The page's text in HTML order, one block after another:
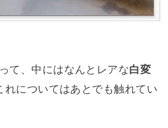
て、中にはなんとレアな白変
れについてはあとでも触れてい